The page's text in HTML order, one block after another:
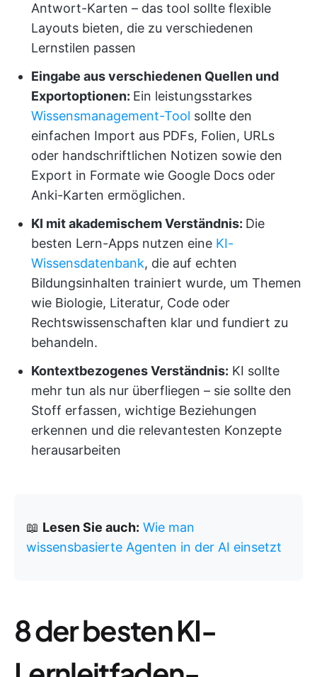
Antwort-Karten – das tool sollte flexible
Layouts bieten, die zu verschiedenen
Lernstilen passen
Eingabe aus verschiedenen Quellen und
Exportoptionen: Ein leistungsstarkes
Wissensmanagement-Tool sollte den
einfachen Import aus PDFs, Folien, URLs
oder handschriftlichen Notizen sowie den
Export in Formate wie Google Docs oder
Anki-Karten ermöglichen.
KI mit akademischem Verständnis: Die
besten Lern-Apps nutzen eine KI-
Wissensdatenbank, die auf echten
Bildungsinhalten trainiert wurde, um Themen
wie Biologie, Literatur, Code oder
Rechtswissenschaften klar und fundiert zu
behandeln.
Kontextbezogenes Verständnis: KI sollte
mehr tun als nur überfliegen – sie sollte den
Stoff erfassen, wichtige Beziehungen
erkennen und die relevantesten Konzepte
herausarbeiten
📖 Lesen Sie auch: Wie man
wissensbasierte Agenten in der AI einsetzt
8 der besten KI-